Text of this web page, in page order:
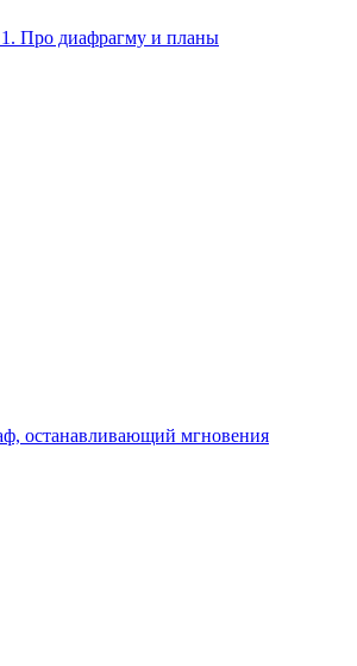
Про диафрагму и планы
останавливающий мгновения